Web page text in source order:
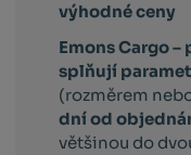
výhodné ceny
Emons Cargo –
splňují
(rozměrem
dní od
většinou do